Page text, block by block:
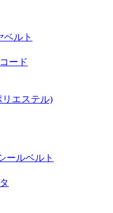
ベルト
ード
エステル)
ールベルト